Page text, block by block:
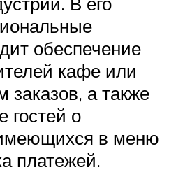
обеспечение
кафе или
заказов, а также
гостей о
в меню
платежей.